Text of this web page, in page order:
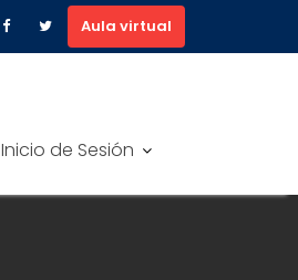
Aula virtual
Inicio de Sesión